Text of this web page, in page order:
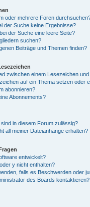
oder mehrere Foren
der Suche keine Ergebnisse?
der Suche eine leere Seite?
suchen?
Beiträge und Themen finden?
zwischen einem Lesezeichen
auf ein Thema setzen oder
abonnieren?
Abonnements?
in diesem Forum zulässig?
all meiner Dateianhänge erhalten?
entwickelt?
y nicht enthalten?
falls es Beschwerden oder
des Boards kontaktieren?